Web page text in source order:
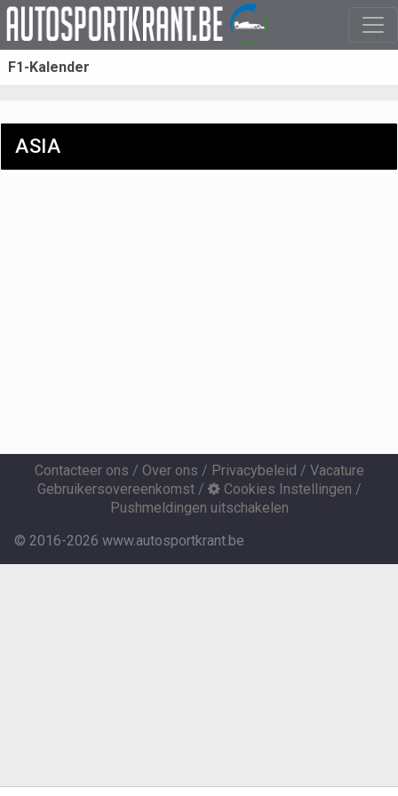
F1-Kalender
ASIA
Contacteer ons / Over ons / Privacybeleid / Vacature
Gebruikersovereenkomst/ Cookies Instellingen /
Pushmeldingen uitschakelen
© 2016-2026 www.autosportkrant.be